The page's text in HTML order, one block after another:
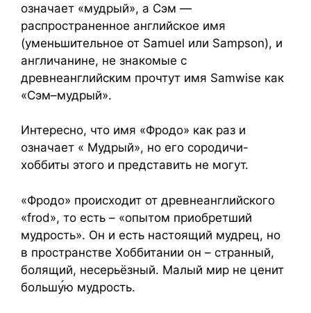
означает «мудрый», а Сэм —
распространенное английское имя
(уменьшительное от Samuel или Sampson), и
англичанине, не знакомые с
древнеанглийским прочтут имя Samwise как
«Сэм–мудрый».
Интересно, что имя «Фродо» как раз и
означает « Мудрый», но его сородичи-
хоббиты этого и представить не могут.
«Фродо» происходит от древнеанглийского
«frod», то есть – «опытом приобретший
мудрость». Он и есть настоящий мудрец, но
в пространстве Хоббитании он – странный,
болящий, несерьёзный. Малый мир не ценит
большую мудрость.